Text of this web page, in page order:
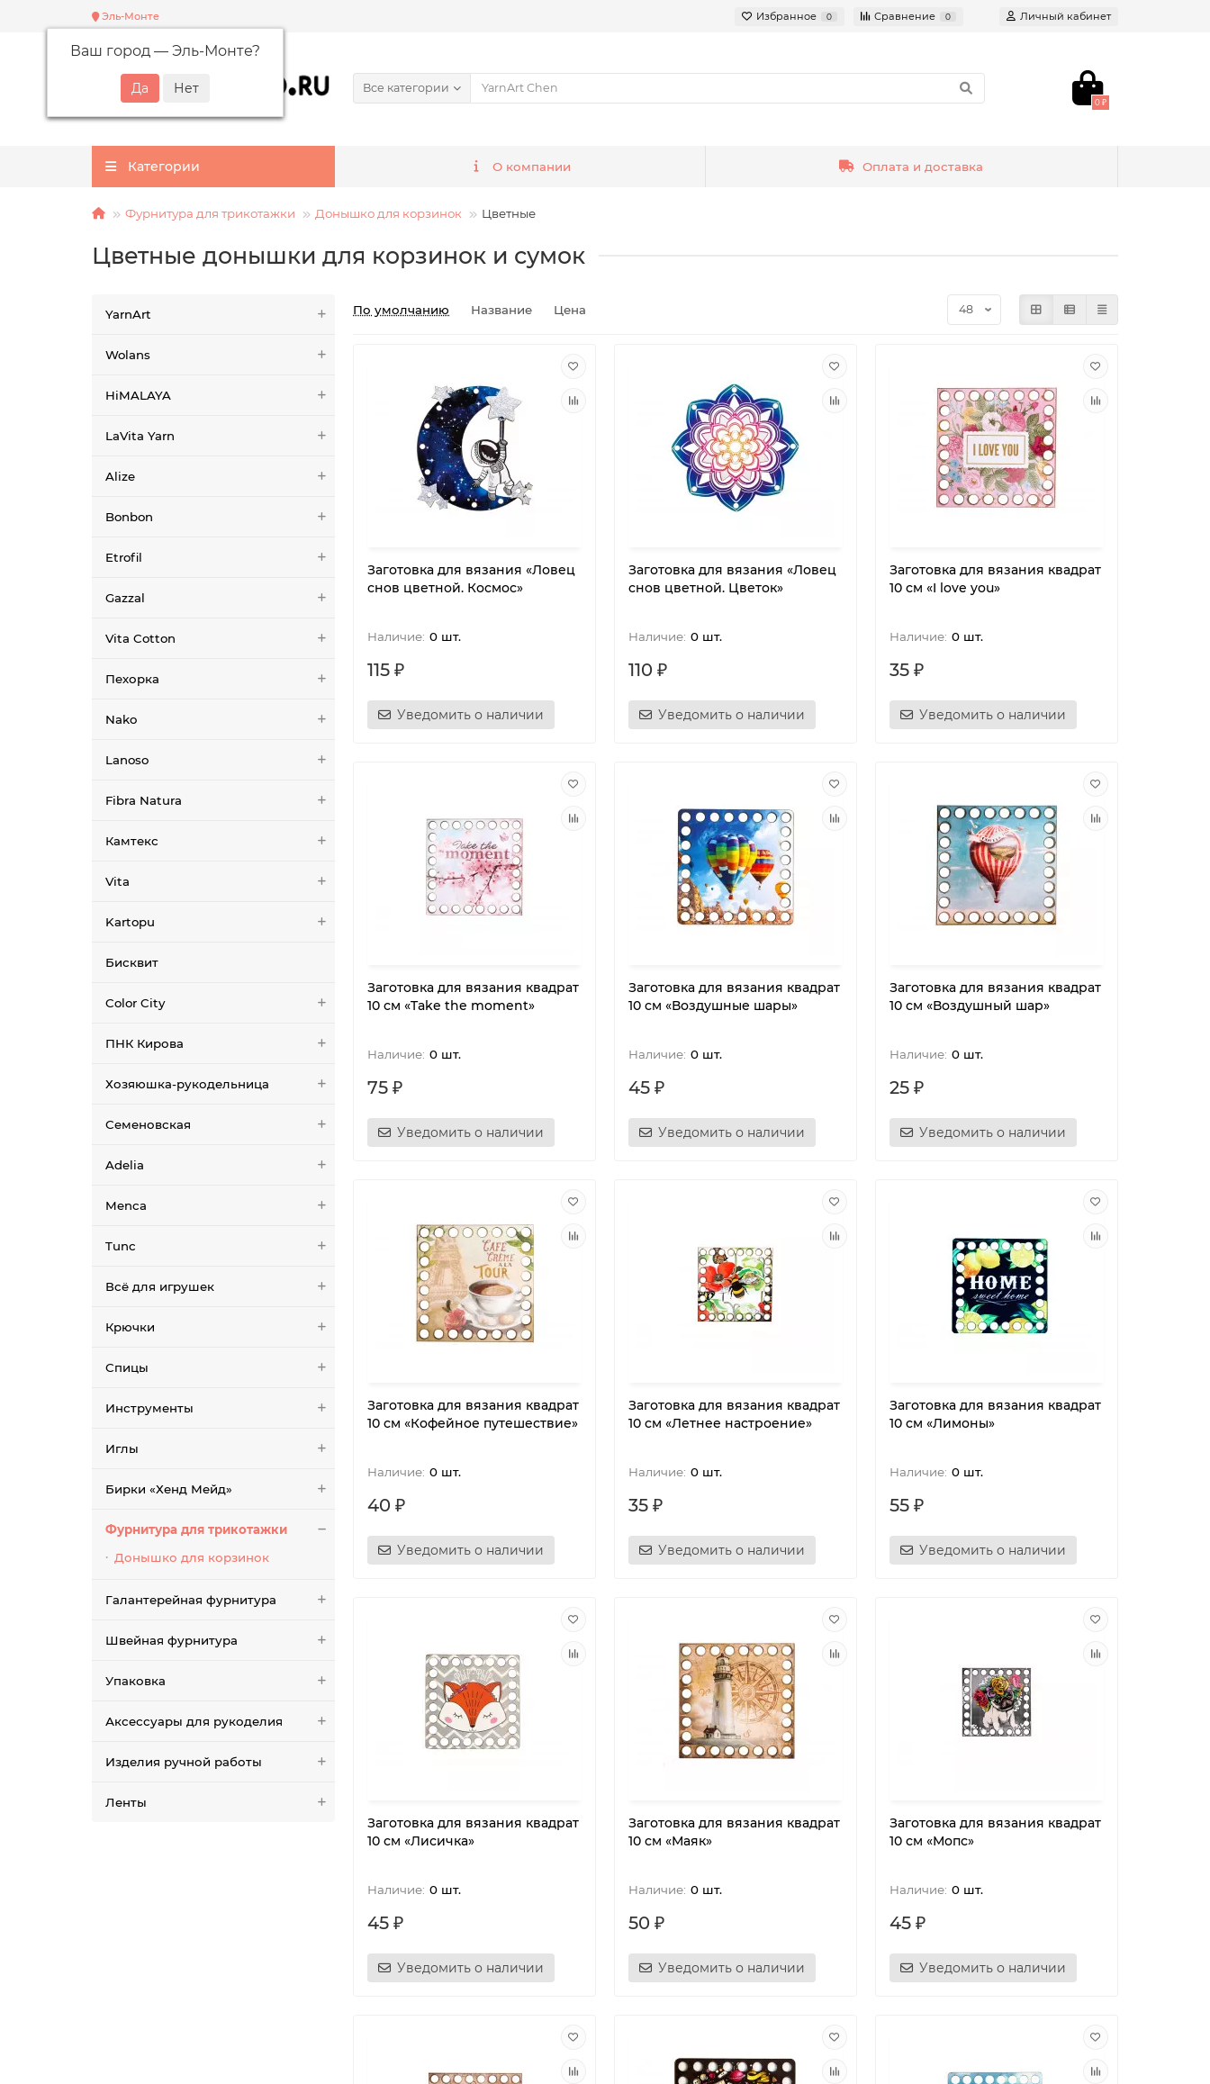
Эль-Монте
Ваш город — Эль-Монте?
Избранное 0 Сравнение 0 Личный кабинет
Все категории
0 ₽
Категории О компании Оплата и доставка
Фурнитура для трикотажки Донышко для корзинок Цветные
Цветные донышки для корзинок и сумок
YarnArt
Wolans
HiMALAYA
LaVita Yarn
Alize
Bonbon
Etrofil
Gazzal
Vita Cotton
Пехорка
Nako
Lanoso
Fibra Natura
Камтекс
Vita
Kartopu
Бисквит
Color City
ПНК Кирова
Хозяюшка-рукодельница
Семеновская
Adelia
Menca
Tunc
Всё для игрушек
Крючки
Спицы
Инструменты
Иглы
Бирки «Хенд Мейд»
Фурнитура для трикотажки
Донышко для корзинок
Галантерейная фурнитура
Швейная фурнитура
Упаковка
Аксессуары для рукоделия
Изделия ручной работы
Ленты
По умолчанию Название Цена
Заготовка для вязания «Ловец
снов цветной. Космос»
0 шт.
115 ₽
Уведомить о наличии
Заготовка для вязания «Ловец
снов цветной. Цветок»
0 шт.
110 ₽
Уведомить о наличии
Заготовка для вязания квадрат
10 см «I love you»
0 шт.
35 ₽
Уведомить о наличии
Заготовка для вязания квадрат
10 см «Take the moment»
0 шт.
75 ₽
Уведомить о наличии
Заготовка для вязания квадрат
10 см «Воздушные шары»
0 шт.
45 ₽
Уведомить о наличии
Заготовка для вязания квадрат
10 см «Воздушный шар»
0 шт.
25 ₽
Уведомить о наличии
Заготовка для вязания квадрат
10 см «Кофейное путешествие»
0 шт.
40 ₽
Уведомить о наличии
Заготовка для вязания квадрат
10 см «Летнее настроение»
0 шт.
35 ₽
Уведомить о наличии
Заготовка для вязания квадрат
10 см «Лимоны»
0 шт.
55 ₽
Уведомить о наличии
Заготовка для вязания квадрат
10 см «Лисичка»
0 шт.
45 ₽
Уведомить о наличии
Заготовка для вязания квадрат
10 см «Маяк»
0 шт.
50 ₽
Уведомить о наличии
Заготовка для вязания квадрат
10 см «Мопс»
0 шт.
45 ₽
Уведомить о наличии